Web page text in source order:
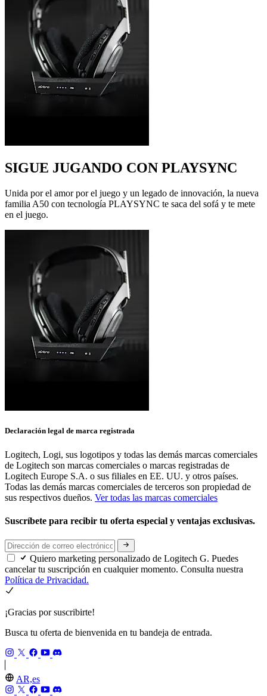
SIGUE JUGANDO CON PLAYSYNC
Unida por el amor por el juego y un legado de innovación, la nueva
familia A50 con tecnología PLAYSYNC te saca del sofá y te mete
en el juego.
Declaración legal de marca registrada
Logitech, Logi, sus logotipos y todas las demás marcas comerciales
de Logitech son marcas comerciales o marcas registradas de
Logitech Europe S.A. o sus filiales en EE. UU. y otros países.
Todas las demás marcas comerciales de terceros son propiedad de
sus respectivos dueños. Ver todas las marcas comerciales
Suscríbete para recibir tu oferta especial y ventajas exclusivas.
Quiero marketing personalizado de Logitech G. Puedes
cancelar tu suscripción en cualquier momento. Consulta nuestra
Política de Privacidad.
¡Gracias por suscribirte!
Busca tu oferta de bienvenida en tu bandeja de entrada.
AR,es